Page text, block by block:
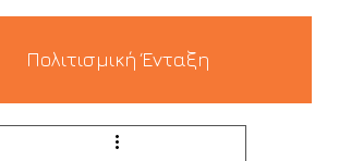
Πολιτισμική Ένταξη